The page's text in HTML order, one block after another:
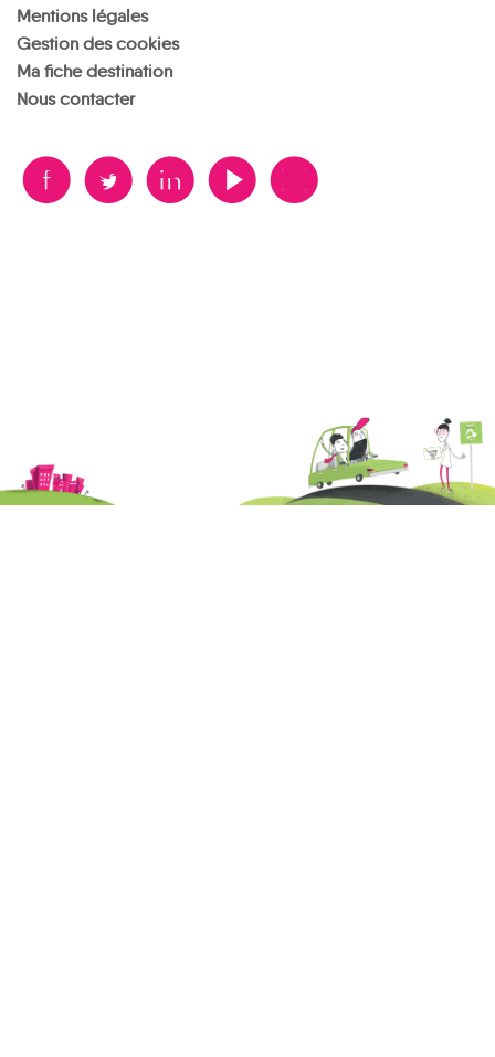
Mentions légales
Gestion des cookies
Ma fiche destination
Nous contacter
B A D F V